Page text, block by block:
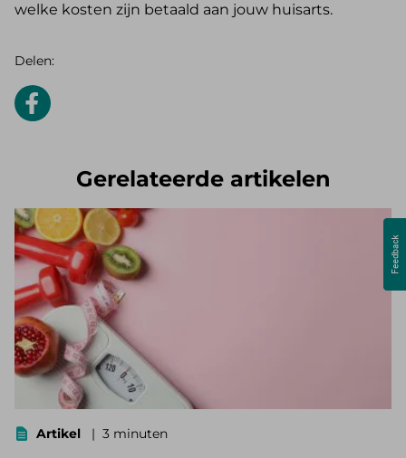
welke kosten zijn betaald aan jouw huisarts.
Delen:
Gerelateerde artikelen
Artikel 3 minuten